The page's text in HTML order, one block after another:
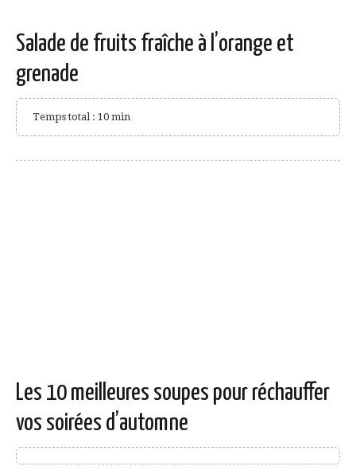
Salade de fruits fraîche à l’orange et
grenade
Temps total : 10 min
Les 10 meilleures soupes pour réchauffer
vos soirées d’automne